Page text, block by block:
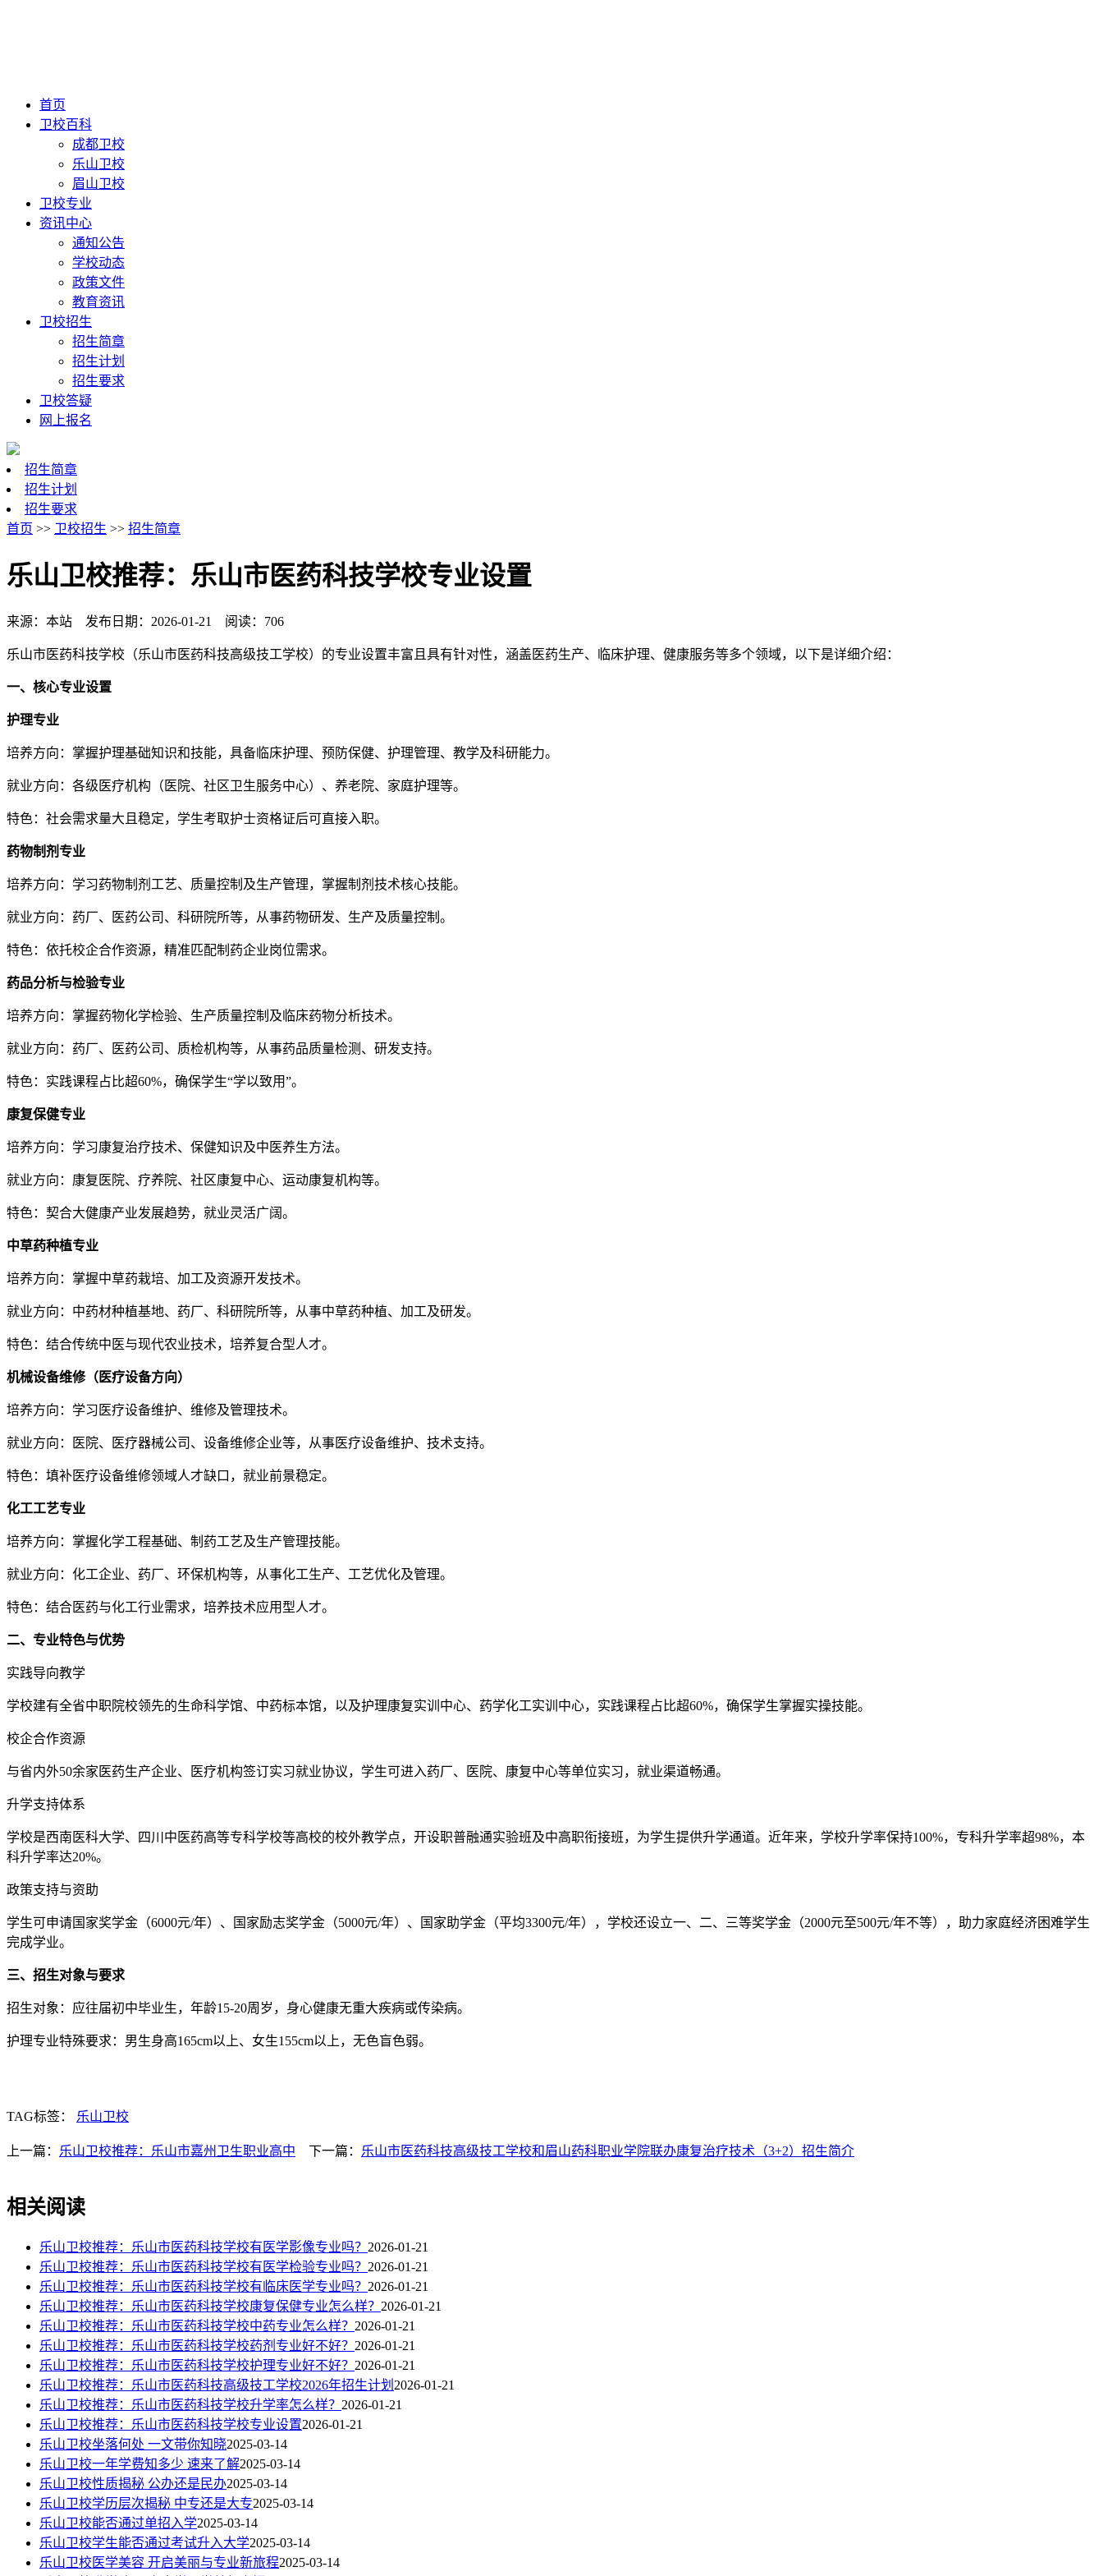
首页
卫校百科
成都卫校
乐山卫校
眉山卫校
卫校专业
资讯中心
通知公告
学校动态
政策文件
教育资讯
卫校招生
招生简章
招生计划
招生要求
卫校答疑
网上报名
招生简章
招生计划
招生要求
首页 >> 卫校招生 >> 招生简章
乐山卫校推荐：乐山市医药科技学校专业设置
来源：本站 发布日期：2026-01-21 阅读：706
乐山市医药科技学校（乐山市医药科技高级技工学校）的专业设置丰富且具有针对性，涵盖医药生产、临床护理、健康服务等多个领域，以下是详细介绍：
一、核心专业设置
护理专业
培养方向：掌握护理基础知识和技能，具备临床护理、预防保健、护理管理、教学及科研能力。
就业方向：各级医疗机构（医院、社区卫生服务中心）、养老院、家庭护理等。
特色：社会需求量大且稳定，学生考取护士资格证后可直接入职。
药物制剂专业
培养方向：学习药物制剂工艺、质量控制及生产管理，掌握制剂技术核心技能。
就业方向：药厂、医药公司、科研院所等，从事药物研发、生产及质量控制。
特色：依托校企合作资源，精准匹配制药企业岗位需求。
药品分析与检验专业
培养方向：掌握药物化学检验、生产质量控制及临床药物分析技术。
就业方向：药厂、医药公司、质检机构等，从事药品质量检测、研发支持。
特色：实践课程占比超60%，确保学生“学以致用”。
康复保健专业
培养方向：学习康复治疗技术、保健知识及中医养生方法。
就业方向：康复医院、疗养院、社区康复中心、运动康复机构等。
特色：契合大健康产业发展趋势，就业灵活广阔。
中草药种植专业
培养方向：掌握中草药栽培、加工及资源开发技术。
就业方向：中药材种植基地、药厂、科研院所等，从事中草药种植、加工及研发。
特色：结合传统中医与现代农业技术，培养复合型人才。
机械设备维修（医疗设备方向）
培养方向：学习医疗设备维护、维修及管理技术。
就业方向：医院、医疗器械公司、设备维修企业等，从事医疗设备维护、技术支持。
特色：填补医疗设备维修领域人才缺口，就业前景稳定。
化工工艺专业
培养方向：掌握化学工程基础、制药工艺及生产管理技能。
就业方向：化工企业、药厂、环保机构等，从事化工生产、工艺优化及管理。
特色：结合医药与化工行业需求，培养技术应用型人才。
二、专业特色与优势
实践导向教学
学校建有全省中职院校领先的生命科学馆、中药标本馆，以及护理康复实训中心、药学化工实训中心，实践课程占比超60%，确保学生掌握实操技能。
校企合作资源
与省内外50余家医药生产企业、医疗机构签订实习就业协议，学生可进入药厂、医院、康复中心等单位实习，就业渠道畅通。
升学支持体系
学校是西南医科大学、四川中医药高等专科学校等高校的校外教学点，开设职普融通实验班及中高职衔接班，为学生提供升学通道。近年来，学校升学率保持100%，专科升学率超98%，本
科升学率达20%。
政策支持与资助
学生可申请国家奖学金（6000元/年）、国家励志奖学金（5000元/年）、国家助学金（平均3300元/年），学校还设立一、二、三等奖学金（2000元至500元/年不等），助力家庭经济困难学生
完成学业。
三、招生对象与要求
招生对象：应往届初中毕业生，年龄15-20周岁，身心健康无重大疾病或传染病。
护理专业特殊要求：男生身高165cm以上、女生155cm以上，无色盲色弱。
TAG标签： 乐山卫校
上一篇： 乐山卫校推荐：乐山市嘉州卫生职业高中 下一篇： 乐山市医药科技高级技工学校和眉山药科职业学院联办康复治疗技术（3+2）招生简介
相关阅读
乐山卫校推荐：乐山市医药科技学校有医学影像专业吗？ 2026-01-21
乐山卫校推荐：乐山市医药科技学校有医学检验专业吗？ 2026-01-21
乐山卫校推荐：乐山市医药科技学校有临床医学专业吗？ 2026-01-21
乐山卫校推荐：乐山市医药科技学校康复保健专业怎么样？ 2026-01-21
乐山卫校推荐：乐山市医药科技学校中药专业怎么样？ 2026-01-21
乐山卫校推荐：乐山市医药科技学校药剂专业好不好？ 2026-01-21
乐山卫校推荐：乐山市医药科技学校护理专业好不好？ 2026-01-21
乐山卫校推荐：乐山市医药科技高级技工学校2026年招生计划 2026-01-21
乐山卫校推荐：乐山市医药科技学校升学率怎么样？ 2026-01-21
乐山卫校推荐：乐山市医药科技学校专业设置2026-01-21
乐山卫校坐落何处 一文带你知晓2025-03-14
乐山卫校一年学费知多少 速来了解2025-03-14
乐山卫校性质揭秘 公办还是民办2025-03-14
乐山卫校学历层次揭秘 中专还是大专2025-03-14
乐山卫校能否通过单招入学2025-03-14
乐山卫校学生能否通过考试升入大学2025-03-14
乐山卫校医学美容 开启美丽与专业新旅程2025-03-14